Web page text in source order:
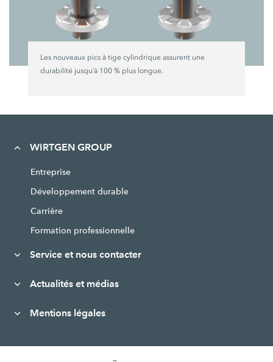
Les nouveaux pics à tige cylindrique assurent une
durabilité jusqu’à 100 %plus longue.
WIRTGEN GROUP
Entreprise
Développement durable
Carrière
Formation professionnelle
Service et nous contacter
Actualités et médias
Mentions légales